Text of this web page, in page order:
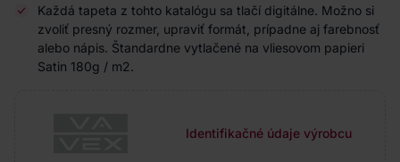
Každá tapeta z tohto katalógu sa tlačí digitálne. Možno si
zvoliť presný rozmer, upraviť formát, prípadne aj farebnosť
alebo nápis. Štandardne vytlačené na vliesovom papieri
Satin 180g / m2.
Identifikačné údaje výrobcu